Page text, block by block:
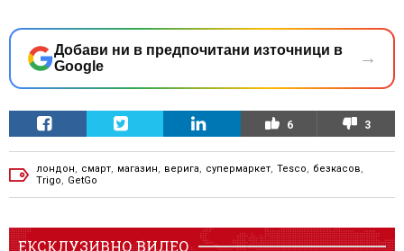
Добави ни в предпочитани източници в
Google
→
6 3
лондон смарт магазин верига супермаркет Tesco безкасов
Trigo
GetGo
ЕКСКЛУЗИВНО ВИДЕО